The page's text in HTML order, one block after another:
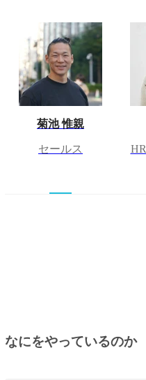
菊池 惟親
セールス
なにをやっているのか